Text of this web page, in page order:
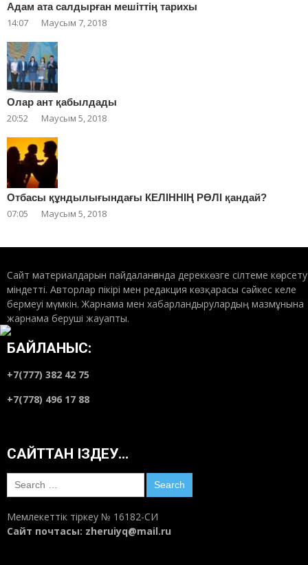
Адам ата салдырған мешіттің тарихы
14:07 Маусым 7, 2018
Олар ант қабылдады
20:52 Маусым 5, 2018
Отбасы құндылығындағы КЕЛІННІҢ РӨЛІ қандай?
07:05 Маусым 5, 2018
Сайт материалдарын пайдаланғанда дереккөзге сілтеме көрсету
міндетті. Авторлар пікірі мен редакция көзқарасы сәйкес келе
бермеуі мүмкін. Жарнама мен хабарландырулардың мазмұнына
жарнама беруші жауапты.
БАЙЛАНЫС:
+7(777) 382 42 75
+7(778) 496 17 88
САЙТТАН ІЗДЕУ…
Search
for:
Мемлекеттік тіркеу № 16182-СИ
Сайт почтасы: zheruiyq@mail.ru